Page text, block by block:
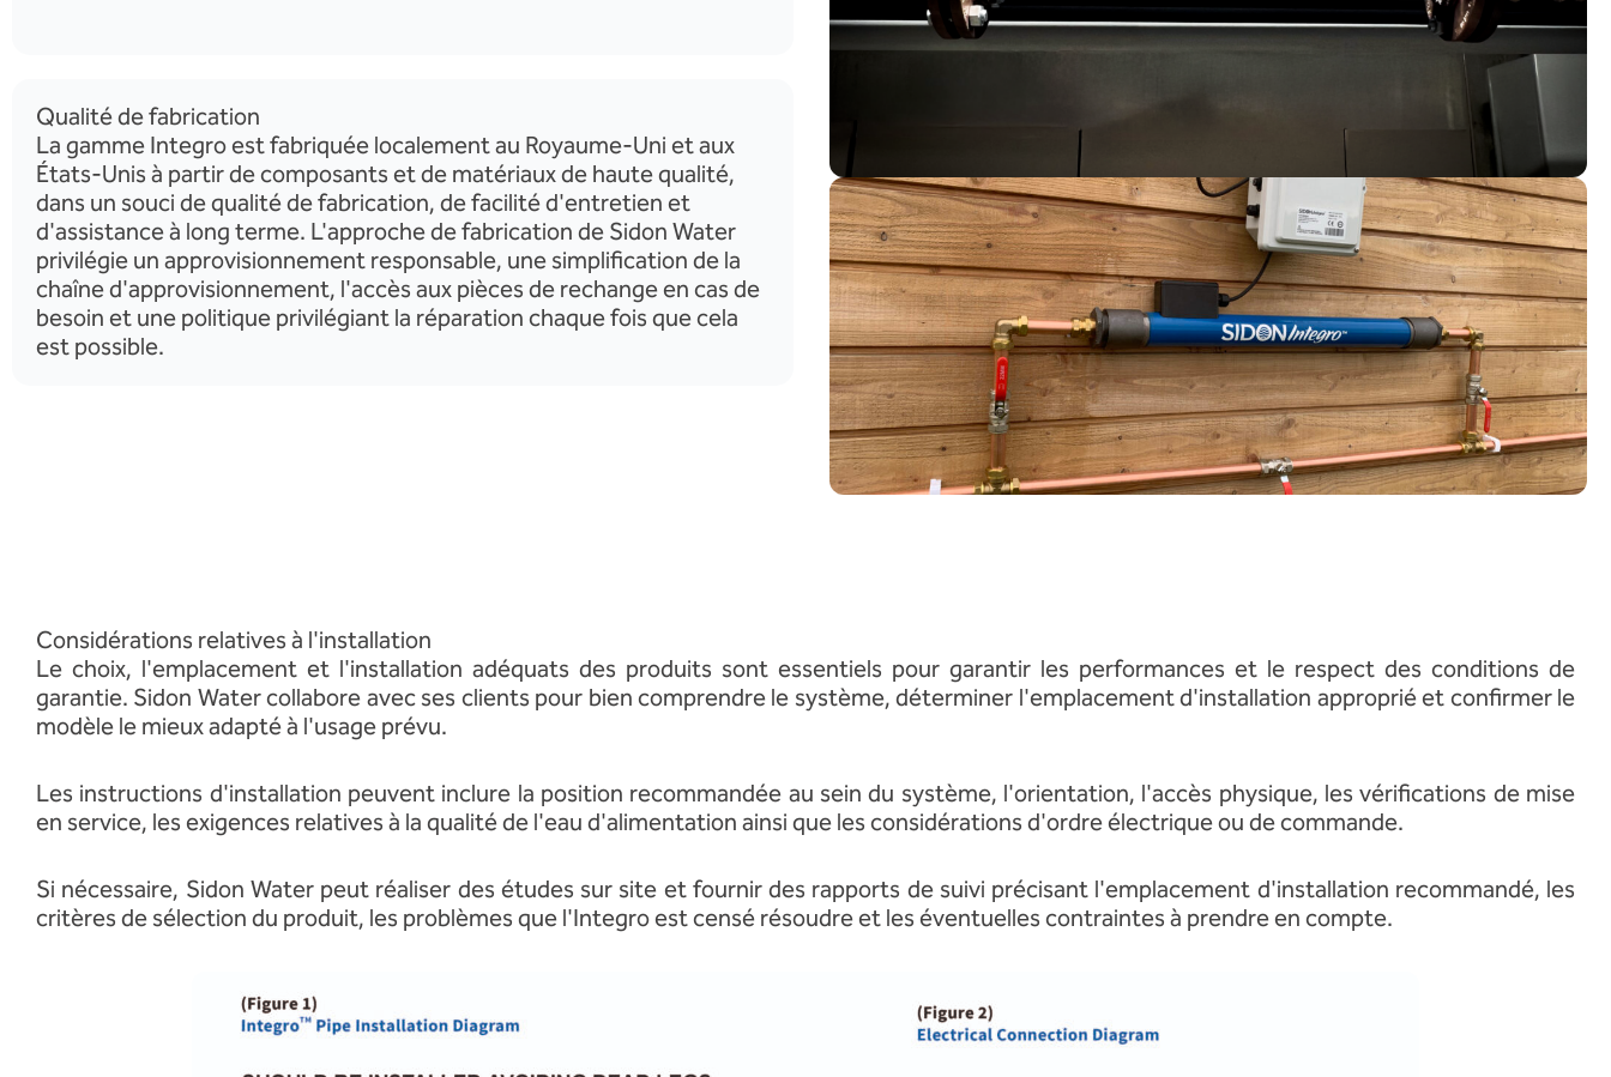
Qualité de fabrication
La gamme Integro est fabriquée localement au Royaume-Uni et aux
États-Unis à partir de composants et de matériaux de haute qualité,
dans un souci de qualité de fabrication, de facilité d'entretien et
d'assistance à long terme. L'approche de fabrication de Sidon Water
privilégie un approvisionnement responsable, une simplification de la
chaîne d'approvisionnement, l'accès aux pièces de rechange en cas de
besoin et une politique privilégiant la réparation chaque fois que cela
est possible.
Considérations relatives à l'installation
Le choix, l'emplacement et l'installation adéquats des produits sont essentiels pour garantir les performances et le respect des conditions de
garantie. Sidon Water collabore avec ses clients pour bien comprendre le système, déterminer l'emplacement d'installation approprié et confirmer le
modèle le mieux adapté à l'usage prévu.
Les instructions d'installation peuvent inclure la position recommandée au sein du système, l'orientation, l'accès physique, les vérifications de mise
en service, les exigences relatives à la qualité de l'eau d'alimentation ainsi que les considérations d'ordre électrique ou de commande.
Si nécessaire, Sidon Water peut réaliser des études sur site et fournir des rapports de suivi précisant l'emplacement d'installation recommandé, les
critères de sélection du produit, les problèmes que l'Integro est censé résoudre et les éventuelles contraintes à prendre en compte.